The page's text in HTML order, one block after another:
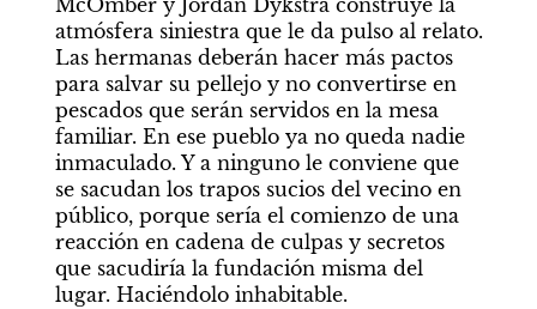
McOmber y Jordan Dykstra construye la
atmósfera siniestra que le da pulso al relato.
Las hermanas deberán hacer más pactos
para salvar su pellejo y no convertirse en
pescados que serán servidos en la mesa
familiar. En ese pueblo ya no queda nadie
inmaculado. Y a ninguno le conviene que
se sacudan los trapos sucios del vecino en
público, porque sería el comienzo de una
reacción en cadena de culpas y secretos
que sacudiría la fundación misma del
lugar. Haciéndolo inhabitable.